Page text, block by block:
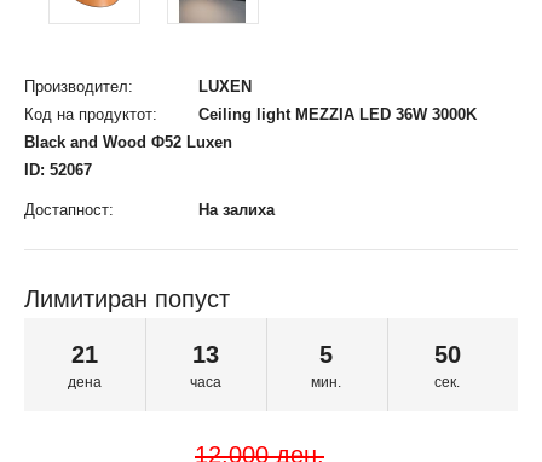
Производител:
LUXEN
Код на продуктот:
Ceiling light MEZZIA LED 36W 3000K
Black and Wood Ф52 Luxen
ID: 52067
Достапност: На залиха
Лимитиран попуст
21
дена
13
часа
5
мин.
50
сек.
12.000 ден.